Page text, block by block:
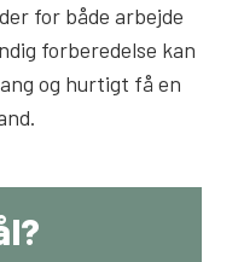
for både arbejde
forberedelse kan
og hurtigt få en